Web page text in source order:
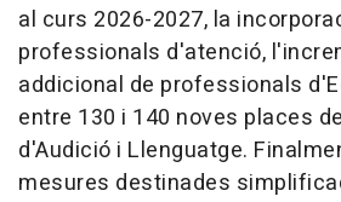
al curs 2026-2027, la
professionals d'atenció,
addicional de professionals
entre 130 i 140 noves places
d'Audició i Llenguatge.
mesures destinades